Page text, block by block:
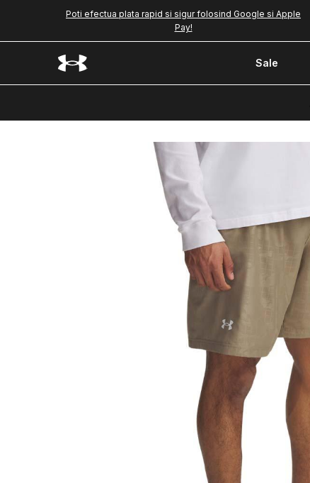
Poti efectua plata rapid si sigur folosind Google si Apple
Pay!
Sale